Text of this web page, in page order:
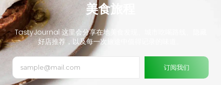
美食旅程
TastyJournal 这里会分享在地美食发现、城市吃喝路线、隐藏
好店推荐，以及每一次旅途中值得记录的味道。
订阅我们